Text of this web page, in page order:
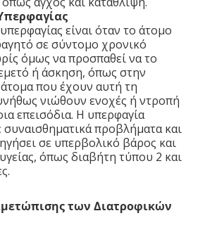
είναι όταν το άτομο
σε σύντομο χρονικό
όμως να προσπαθεί να το
ή άσκηση, όπως στην
που έχουν αυτή τη
νιώθουν ενοχές ή ντροπή
επεισόδια. Η υπερφαγία
συναισθηματικά προβλήματα και
σε υπερβολικό βάρος και
όπως διαβήτη τύπου 2 και
των Διατροφικών